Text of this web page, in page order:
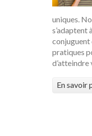
uniques.
s’adaptent
conjuguent
pratiques
En savoir